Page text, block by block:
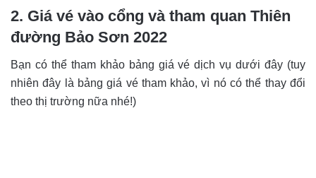
2. Giá vé vào cổng và tham quan Thiên
đường Bảo Sơn 2022
Bạn có thể tham khảo bảng giá vé dịch vụ dưới đây (tuy
nhiên đây là bảng giá vé tham khảo, vì nó có thể thay đổi
theo thị trường nữa nhé!)